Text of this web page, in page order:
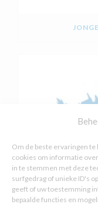
Om de beste ervaringen
cookies om informatie
in te stemmen met deze
surfgedrag of unieke ID's
geeft of uw toestemming
bepaalde functies en